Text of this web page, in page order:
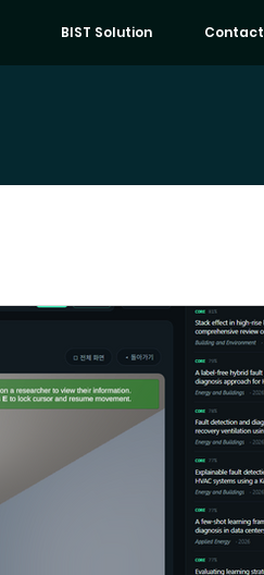
BIST Solution Contact